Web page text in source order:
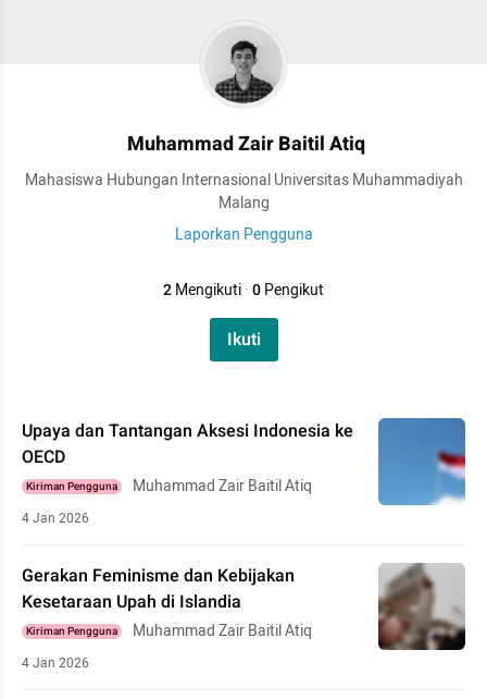
Muhammad Zair Baitil Atiq
Mahasiswa Hubungan Internasional Universitas Muhammadiyah
Malang
Laporkan Pengguna
2Mengikuti·0Pengikut
Ikuti
Upaya dan Tantangan Aksesi Indonesia ke
OECD
Kiriman Pengguna Muhammad Zair Baitil Atiq
4 Jan 2026
Gerakan Feminisme dan Kebijakan
Kesetaraan Upah di Islandia
Kiriman Pengguna Muhammad Zair Baitil Atiq
4 Jan 2026